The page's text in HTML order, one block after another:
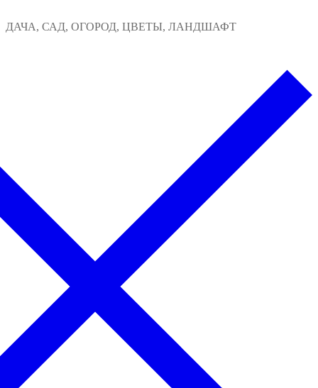
к
ДАЧА, САД, ОГОРОД, ЦВЕТЫ, ЛАНДШАФТ